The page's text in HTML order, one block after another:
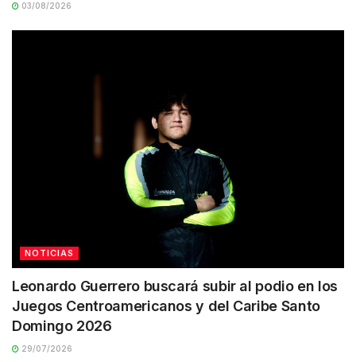
03/08/2026
NOTICIAS
Leonardo Guerrero buscará subir al podio en los
Juegos Centroamericanos y del Caribe Santo
Domingo 2026
29/07/2026